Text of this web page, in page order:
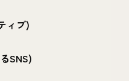
ィブ)
SNS)